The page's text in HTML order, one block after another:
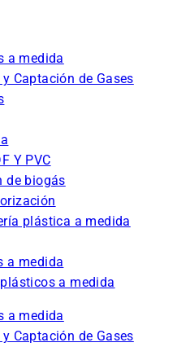
a medida
Captación de Gases
Y PVC
de biogás
plástica a medida
a medida
a medida
a medida
Captación de Gases